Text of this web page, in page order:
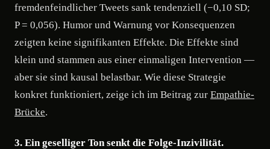
fremdenfeindlicher Tweets sank tendenziell (−0,10 SD;
P = 0,056). Humor und Warnung vor Konsequenzen
zeigten keine signifikanten Effekte. Die Effekte sind
klein und stammen aus einer einmaligen Intervention —
aber sie sind kausal belastbar. Wie diese Strategie
konkret funktioniert, zeige ich im Beitrag zur Empathie-
Brücke.
3. Ein geselliger Ton senkt die Folge-Inzivilität.